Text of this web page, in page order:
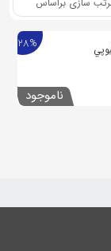
ناموجود
28%